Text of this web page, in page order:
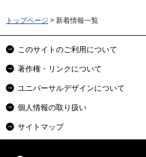
トップページ > 新着情報一覧
このサイトのご利用について
著作権・リンクについて
ユニバーサルデザインについて
個人情報の取り扱い
サイトマップ